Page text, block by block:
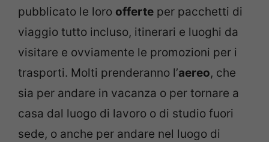
pubblicato le loro offerte per pacchetti di
viaggio tutto incluso, itinerari e luoghi da
visitare e ovviamente le promozioni per i
trasporti. Molti prenderanno l’aereo, che
sia per andare in vacanza o per tornare a
casa dal luogo di lavoro o di studio fuori
sede, o anche per andare nel luogo di